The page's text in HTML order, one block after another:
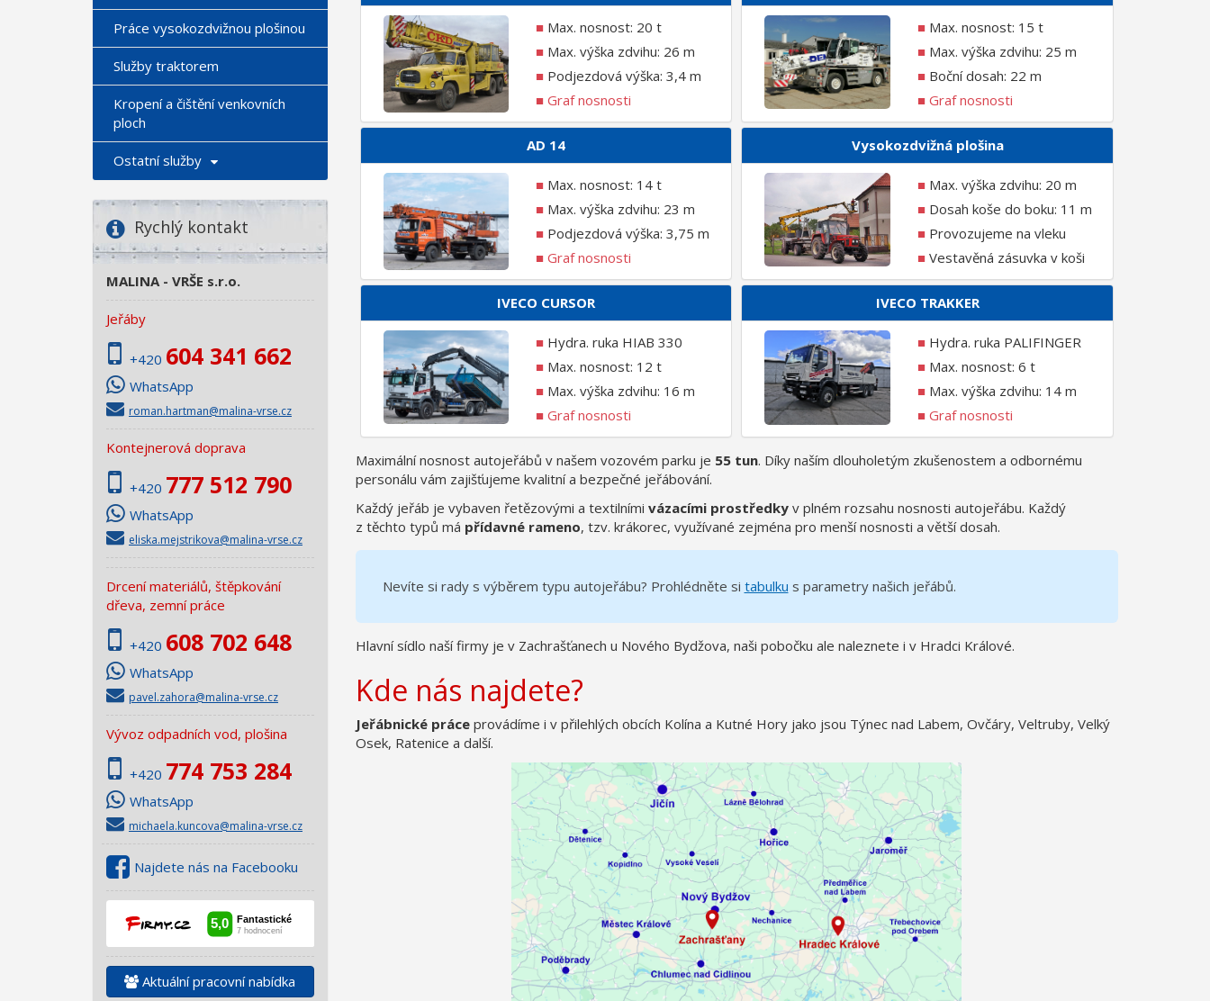
Práce vysokozdvižnou plošinou
Služby traktorem
Kropení a čištění venkovních
ploch
Ostatní služby
Rychlý kontakt
MALINA - VRŠE s.r.o.
Jeřáby
+420 604 341 662
WhatsApp
roman.hartman@malina-vrse.cz
Kontejnerová doprava
+420 777 512 790
WhatsApp
eliska.mejstrikova@malina-vrse.cz
Drcení materiálů, štěpkování
dřeva, zemní práce
+420 608 702 648
WhatsApp
pavel.zahora@malina-vrse.cz
Vývoz odpadních vod, plošina
+420 774 753 284
WhatsApp
michaela.kuncova@malina-vrse.cz
Najdete nás na Facebooku
Aktuální pracovní nabídka
■Max. nosnost: 20 t
■Max. výška zdvihu: 26 m
■Podjezdová výška: 3,4 m
■ Graf nosnosti
■Max. nosnost: 15 t
■Max. výška zdvihu: 25 m
■Boční dosah: 22 m
■ Graf nosnosti
AD 14
■Max. nosnost: 14 t
■Max. výška zdvihu: 23 m
■Podjezdová výška: 3,75 m
■ Graf nosnosti
Vysokozdvižná plošina
■Max. výška zdvihu: 20 m
■Dosah koše do boku: 11 m
■Provozujeme na vleku
■Vestavěná zásuvka v koši
IVECO CURSOR
■Hydra. ruka HIAB 330
■Max. nosnost: 12 t
■Max. výška zdvihu: 16 m
■ Graf nosnosti
IVECO TRAKKER
■Hydra. ruka PALIFINGER
■Max. nosnost: 6 t
■Max. výška zdvihu: 14 m
■ Graf nosnosti
Maximální nosnost autojeřábů v našem vozovém parku je 55 tun. Díky naším dlouholetým zkušenostem a odbornému
personálu vám zajišťujeme kvalitní a bezpečné jeřábování.
Každý jeřáb je vybaven řetězovými a textilními vázacími prostředkyv plném rozsahu nosnosti autojeřábu. Každý
z těchto typů má přídavné rameno, tzv. krákorec, využívané zejména pro menší nosnosti a větší dosah.
Nevíte si rady s výběrem typu autojeřábu? Prohlédněte si tabulku s parametry našich jeřábů.
Hlavní sídlo naší firmy je v Zachrašťanech u Nového Bydžova, naši pobočku ale naleznete i v Hradci Králové.
Kde nás najdete?
Jeřábnické práceprovádíme i v přilehlých obcích Kolína a Kutné Hory jako jsou Týnec nad Labem, Ovčáry, Veltruby, Velký
Osek, Ratenice a další.